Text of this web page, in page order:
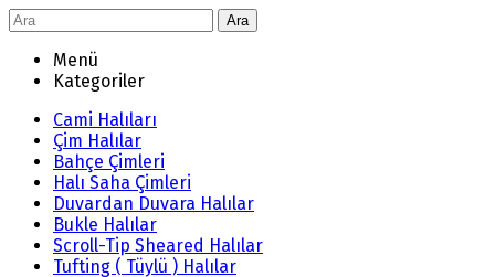
Ara
Menü
Kategoriler
Cami Halıları
Çim Halılar
Bahçe Çimleri
Halı Saha Çimleri
Duvardan Duvara Halılar
Bukle Halılar
Scroll-Tip Sheared Halılar
Tufting ( Tüylü ) Halılar